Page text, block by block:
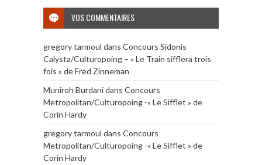
VOS COMMENTAIRES
gregory tarmoul dans Concours Sidonis
Calysta/Culturopoing – « Le Train sifflera trois
fois » de Fred Zinneman
Muniroh Burdanidans Concours
Metropolitan/Culturopoing -« Le Sifflet » de
Corin Hardy
gregory tarmoul dans Concours
Metropolitan/Culturopoing -« Le Sifflet » de
Corin Hardy